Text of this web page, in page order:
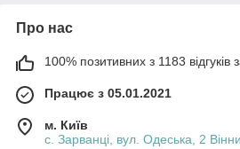
Про нас
100% позитивних з 1183 відгуків
Працює з 05.01.2021
м. Київ
с. Зарванці, вул. Одеська, 2